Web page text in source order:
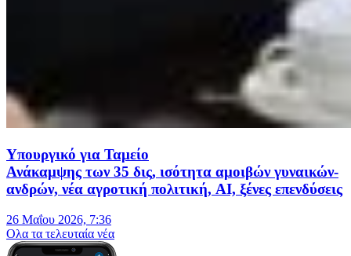
Υπουργικό για Ταμείο
Ανάκαμψης των 35 δις, ισότητα αμοιβών γυναικών-
ανδρών, νέα αγροτική πολιτική, ΑΙ, ξένες επενδύσεις
26 Μαΐου 2026, 7:36
Oλα τα τελευταία νέα